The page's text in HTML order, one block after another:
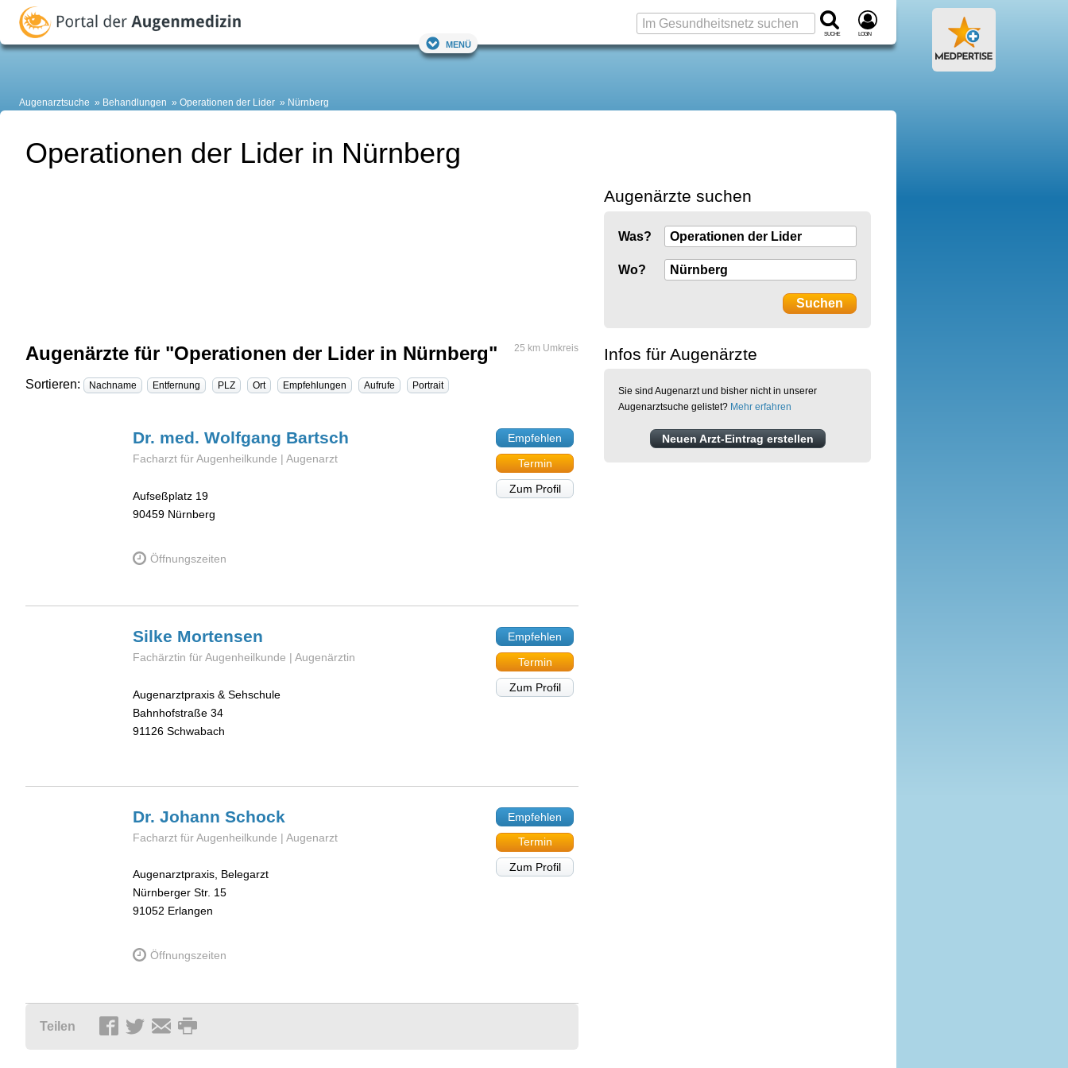
Suche Login
Menü
Augenarztsuche Behandlungen Operationen der Lider Nürnberg
Operationen der Lider in Nürnberg
Augenärzte für "Operationen der Lider in Nürnberg" 25 km Umkreis
Sortieren: Nachname Entfernung PLZ Ort Empfehlungen Aufrufe Portrait
Dr. med. Wolfgang Bartsch
Facharzt für Augenheilkunde | Augenarzt
Aufseßplatz 19
90459 Nürnberg
Öffnungszeiten
Empfehlen
Termin
Zum Profil
Silke Mortensen
Fachärztin für Augenheilkunde | Augenärztin
Augenarztpraxis & Sehschule
Bahnhofstraße 34
91126 Schwabach
Empfehlen
Termin
Zum Profil
Dr. Johann Schock
Facharzt für Augenheilkunde | Augenarzt
Augenarztpraxis, Belegarzt
Nürnberger Str. 15
91052 Erlangen
Öffnungszeiten
Empfehlen
Termin
Zum Profil
Teilen
Augenärzte suchen
Was?
Wo?
Infos für Augenärzte
Sie sind Augenarzt und bisher nicht in unserer
Augenarztsuche gelistet? Mehr erfahren
Neuen Arzt-Eintrag erstellen